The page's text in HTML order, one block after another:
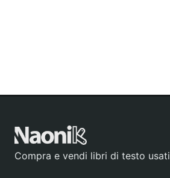
Compra e vendi libri di testo usati